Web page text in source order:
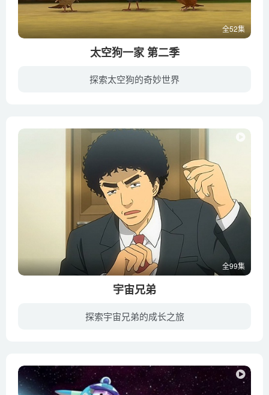
全52集
太空狗一家 第二季
探索太空狗的奇妙世界
全99集
宇宙兄弟
探索宇宙兄弟的成长之旅